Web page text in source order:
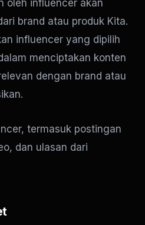
oleh influencer akan
brand atau produk Kita.
influencer yang dipilih
menciptakan konten
dengan brand atau
termasuk postingan
dan ulasan dari